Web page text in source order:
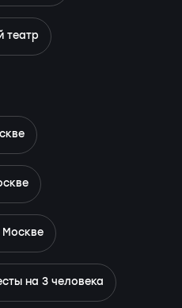
театр
на 3 человека